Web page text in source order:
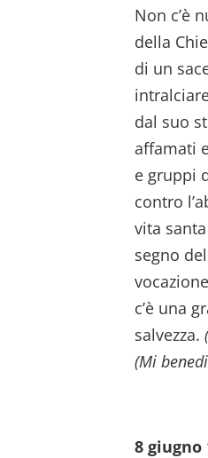
Non c’è
della
di un
dal suo
affamati
e gruppi
contro
vita
segno
c’è una
salvezza.
(Mi
8 giugno